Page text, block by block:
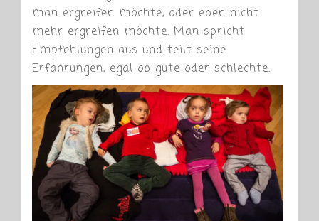
man ergreifen möchte, oder eben nicht
mehr ergreifen möchte. Man spricht
Empfehlungen aus und teilt seine
Erfahrungen, egal ob gute oder schlechte.